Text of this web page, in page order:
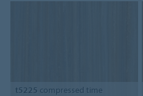
t5225 compressed time